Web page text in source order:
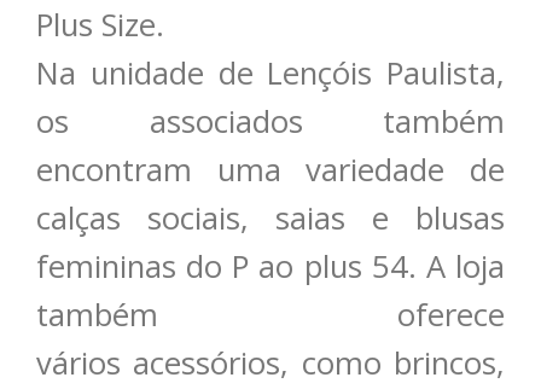
Plus Size.
Na unidade de Lençóis Paulista,
os associados também
encontram uma variedade de
calças sociais, saias e blusas
femininas do P ao plus 54. A loja
também oferece
vários acessórios, como brincos,